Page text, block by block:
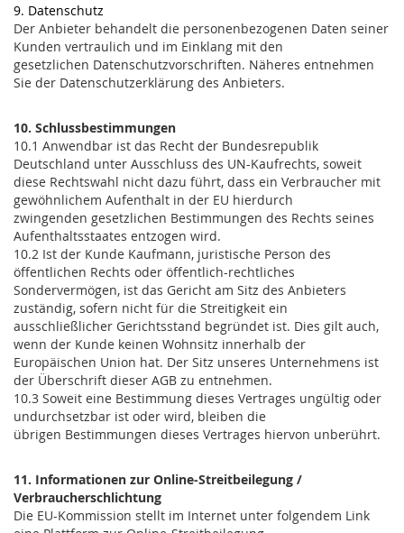
9. Datenschutz
Der Anbieter behandelt die personenbezogenen Daten seiner
Kunden vertraulich und im Einklang mit den
gesetzlichen Datenschutzvorschriften. Näheres entnehmen
Sie der Datenschutzerklärung des Anbieters.
10. Schlussbestimmungen
10.1 Anwendbar ist das Recht der Bundesrepublik
Deutschland unter Ausschluss des UN-Kaufrechts, soweit
diese Rechtswahl nicht dazu führt, dass ein Verbraucher mit
gewöhnlichem Aufenthalt in der EU hierdurch
zwingenden gesetzlichen Bestimmungen des Rechts seines
Aufenthaltsstaates entzogen wird.
10.2 Ist der Kunde Kaufmann, juristische Person des
öffentlichen Rechts oder öffentlich-rechtliches
Sondervermögen, ist das Gericht am Sitz des Anbieters
zuständig, sofern nicht für die Streitigkeit ein
ausschließlicher Gerichtsstand begründet ist. Dies gilt auch,
wenn der Kunde keinen Wohnsitz innerhalb der
Europäischen Union hat. Der Sitz unseres Unternehmens ist
der Überschrift dieser AGB zu entnehmen.
10.3 Soweit eine Bestimmung dieses Vertrages ungültig oder
undurchsetzbar ist oder wird, bleiben die
übrigen Bestimmungen dieses Vertrages hiervon unberührt.
11. Informationen zur Online-Streitbeilegung /
Verbraucherschlichtung
Die EU-Kommission stellt im Internet unter folgendem Link